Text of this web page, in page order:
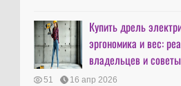
Купить дрель
эргономика и вес:
владельцев и
51 16 апр 2026